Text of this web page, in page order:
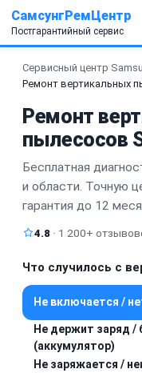
СамсунгРемЦентр
Постгарантийный сервис
Сервисный центр
Ремонт вертикальных
Ремонт
пылесосов
Бесплатная
и области. Точную
гарантия до 12
4.8 · 1 200+ отзывов
Что случилось с
Не включается /
Не держит заряд /
(аккумулятор)
Не заряжается /